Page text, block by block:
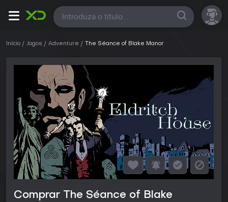
Todas
Início Jogos Adventure The Séance of Blake Manor
Comprar The Séance of Blake